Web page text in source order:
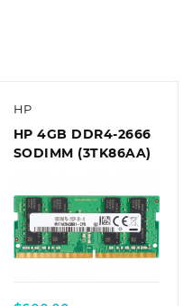
HP
HP 4GB DDR4-2666
SODIMM (3TK86AA)